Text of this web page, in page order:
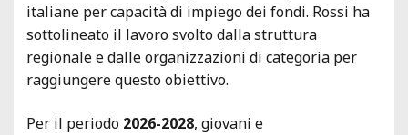
italiane per capacità di impiego dei fondi. Rossi ha
sottolineato il lavoro svolto dalla struttura
regionale e dalle organizzazioni di categoria per
raggiungere questo obiettivo.
Per il periodo 2026-2028, giovani e